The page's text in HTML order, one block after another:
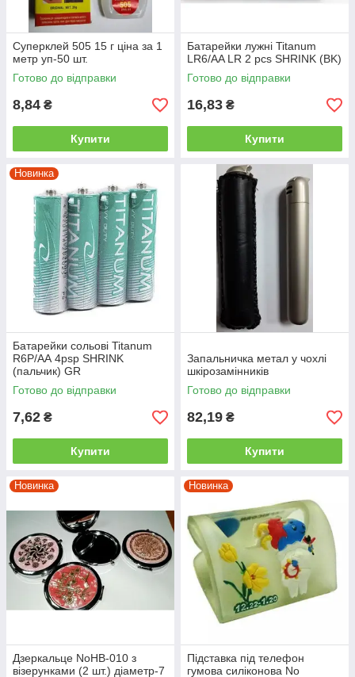
Суперклей 505 15 г ціна за 1
метр уп-50 шт.
Готово до відправки
8,84 ₴
Купити
Батарейки лужні Titanum
LR6/AA LR 2 pcs SHRINK (BK)
Готово до відправки
16,83 ₴
Купити
Новинка
Батарейки сольові Titanum
R6P/АА 4psp SHRINK
(пальчик) GR
Готово до відправки
7,62 ₴
Купити
Запальничка метал у чохлі
шкірозамінників
Готово до відправки
82,19 ₴
Купити
Новинка
Дзеркальце NoHB-010 з
візерунками (2 шт.) діаметр-7
Новинка
Підставка під телефон
гумова силіконова No